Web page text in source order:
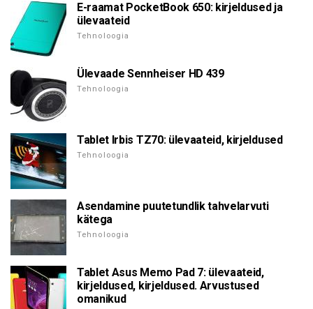
E-raamat PocketBook 650: kirjeldused ja
ülevaateid
Tehnoloogia
Ülevaade Sennheiser HD 439
Tehnoloogia
Tablet Irbis TZ70: ülevaateid, kirjeldused
Tehnoloogia
Asendamine puutetundlik tahvelarvuti
kätega
Tehnoloogia
Tablet Asus Memo Pad 7: ülevaateid,
kirjeldused, kirjeldused. Arvustused
omanikud